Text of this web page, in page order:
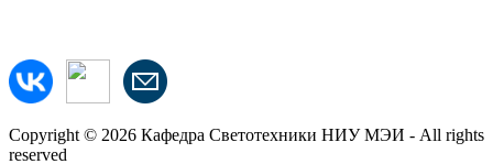
Copyright © 2026 Кафедра Светотехники НИУ МЭИ - All rights
reserved